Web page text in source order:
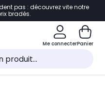
de page
pas : découvrez vite notre
bradés.
Me connecterPanier